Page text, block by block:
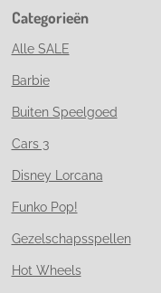
Categorieën
Alle SALE
Barbie
Buiten Speelgoed
Cars 3
Disney Lorcana
Funko Pop!
Gezelschapsspellen
Hot Wheels